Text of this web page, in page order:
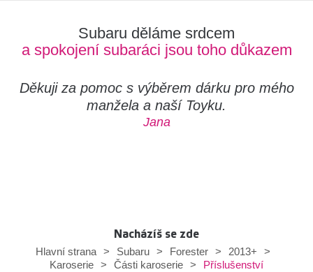
Subaru děláme srdcem
a spokojení subaráci jsou toho důkazem
Děkuji za pomoc s výběrem dárku pro mého
manžela a naší Toyku.
Jana
Nacházíš se zde
Hlavní strana > Subaru > Forester > 2013+
>
Karoserie > Části karoserie > Příslušenství